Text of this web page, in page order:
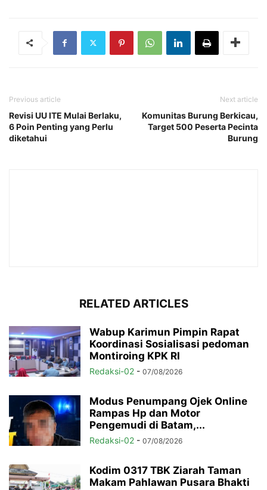
Previous article
Revisi UU ITE Mulai Berlaku,
6 Poin Penting yang Perlu
diketahui
Next article
Komunitas Burung Berkicau,
Target 500 Peserta Pecinta
Burung
RELATED ARTICLES
Wabup Karimun Pimpin Rapat
Koordinasi Sosialisasi pedoman
Montiroing KPK RI
Redaksi-02 - 07/08/2026
Modus Penumpang Ojek Online
Rampas Hp dan Motor
Pengemudi di Batam,...
Redaksi-02 - 07/08/2026
Kodim 0317 TBK Ziarah Taman
Makam Pahlawan Pusara Bhakti